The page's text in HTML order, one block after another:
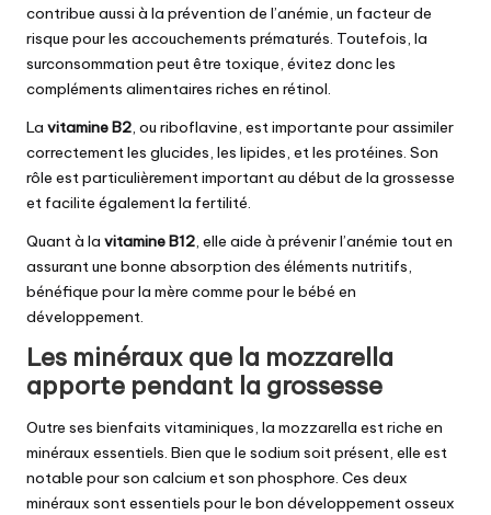
contribue aussi à la prévention de l’anémie, un facteur de
risque pour les accouchements prématurés. Toutefois, la
surconsommation peut être toxique, évitez donc les
compléments alimentaires riches en rétinol.
La vitamine B2, ou riboflavine, est importante pour assimiler
correctement les glucides, les lipides, et les protéines. Son
rôle est particulièrement important au début de la grossesse
et facilite également la fertilité.
Quant à la vitamine B12, elle aide à prévenir l’anémie tout en
assurant une bonne absorption des éléments nutritifs,
bénéfique pour la mère comme pour le bébé en
développement.
Les minéraux que la mozzarella
apporte pendant la grossesse
Outre ses bienfaits vitaminiques, la mozzarella est riche en
minéraux essentiels. Bien que le sodium soit présent, elle est
notable pour son calcium et son phosphore. Ces deux
minéraux sont essentiels pour le bon développement osseux